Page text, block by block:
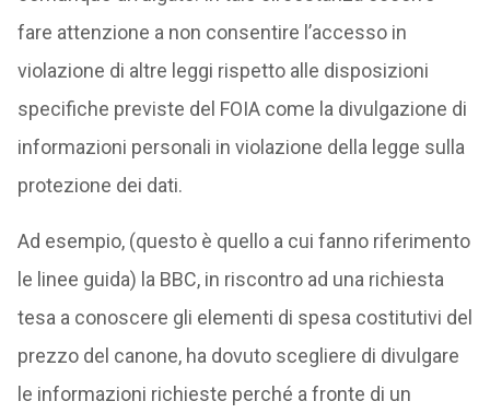
fare attenzione a non consentire l’accesso in
violazione di altre leggi rispetto alle disposizioni
specifiche previste del FOIA come la divulgazione di
informazioni personali in violazione della legge sulla
protezione dei dati.
Ad esempio, (questo è quello a cui fanno riferimento
le linee guida) la BBC, in riscontro ad una richiesta
tesa a conoscere gli elementi di spesa costitutivi del
prezzo del canone, ha dovuto scegliere di divulgare
le informazioni richieste perché a fronte di un